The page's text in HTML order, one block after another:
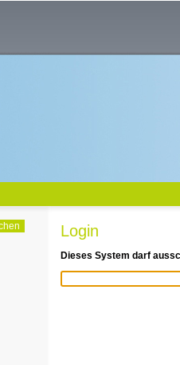
Login
Dieses System darf